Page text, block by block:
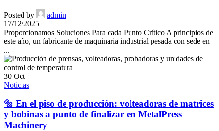
Posted by
admin
17/12/2025
Proporcionamos Soluciones Para cada Punto Crítico A principios de
este año, un fabricante de maquinaria industrial pesada con sede en
...
30 Oct
Noticias
🔩 En el piso de producción: volteadoras de matrices
y bobinas a punto de finalizar en MetalPress
Machinery